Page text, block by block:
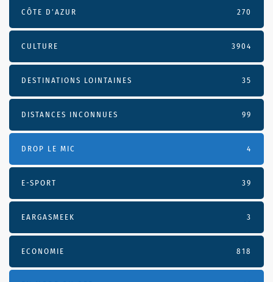
CÔTE D’AZUR 270
CULTURE 3904
DESTINATIONS LOINTAINES 35
DISTANCES INCONNUES 99
DROP LE MIC 4
E-SPORT 39
EARGASMEEK 3
ECONOMIE 818